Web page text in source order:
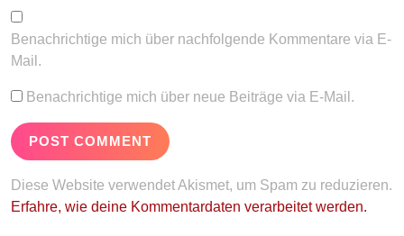
Benachrichtige mich über nachfolgende Kommentare via E-
Mail.
Benachrichtige mich über neue Beiträge via E-Mail.
Diese Website verwendet Akismet, um Spam zu reduzieren.
Erfahre, wie deine Kommentardaten verarbeitet werden.